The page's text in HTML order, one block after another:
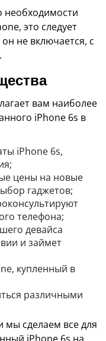
необходимости
это следует
не включается, с
вам наиболее
iPhone 6s в
iPhone 6s,
цены на новые
гаджетов;
телефона;
девайса
и займет
купленный в
различными
мы сделаем все для